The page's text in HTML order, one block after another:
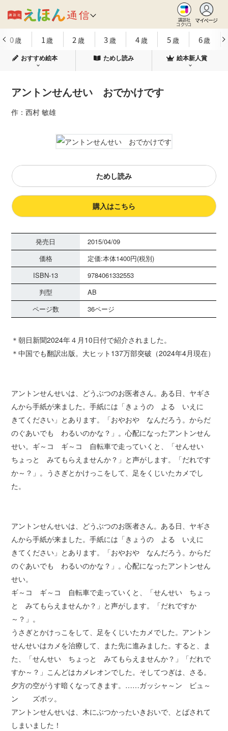
講談社
コクリコ
マイページ
0歳 1歳 2 歳 3歳 4歳 5歳 6歳
おすすめ絵本 ためし読み 絵本新人賞
アントンせんせい おでかけです
作：西村 敏雄
ためし読み
購入はこちら
発売日
2015/04/09
価格
定価:本体1400円(税別)
ISBN-13
9784061332553
判型
AB
ページ数
36ページ
＊朝日新聞2024年４月10日付で紹介されました。
＊中国でも翻訳出版。大ヒット137万部突破（2024年4月現在）
アントンせんせいは、どうぶつのお医者さん。ある日、ヤギさ
んから手紙が来ました。手紙には「きょうの よる いえに
きてください」とあります。「おやおや なんだろう。からだ
のぐあいでも わるいのかな？」。心配になったアントンせん
せい。ギ～コ ギ～コ 自転車で走っていくと、「せんせい
ちょっと みてもらえませんか？」と声がします。「だれです
か～？」。うさぎとかけっこをして、足をくじいたカメでし
た。
アントンせんせいは、どうぶつのお医者さん。ある日、ヤギさ
んから手紙が来ました。手紙には「きょうの よる いえに
きてください」とあります。「おやおや なんだろう。からだ
のぐあいでも わるいのかな？」。心配になったアントンせん
せい。
ギ～コ ギ～コ 自転車で走っていくと、「せんせい ちょっ
と みてもらえませんか？」と声がします。「だれですか
～？」。
うさぎとかけっこをして、足をくじいたカメでした。アントン
せんせいはカメを治療して、また先に進みました。すると、ま
た、「せんせい ちょっと みてもらえませんか？」「だれで
すか～？」こんどはカメレオンでした。そしてつぎは、さる。
夕方の空がうす暗くなってきます。……ガッシャ～ン ビュ～
ン ズボッ。
アントンせんせいは、木にぶつかったいきおいで、とばされて
しまいました！